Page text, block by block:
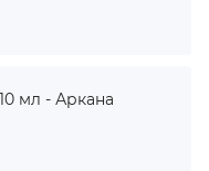
мл - Аркана